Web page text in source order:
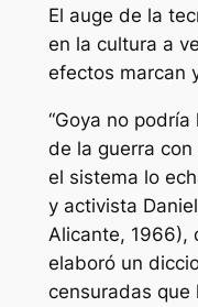
El auge de la
en la cultura a
efectos marcan
“Goya no
de la guerra con
el sistema lo
y activista
Alicante, 1966),
elaboró un
censuradas que